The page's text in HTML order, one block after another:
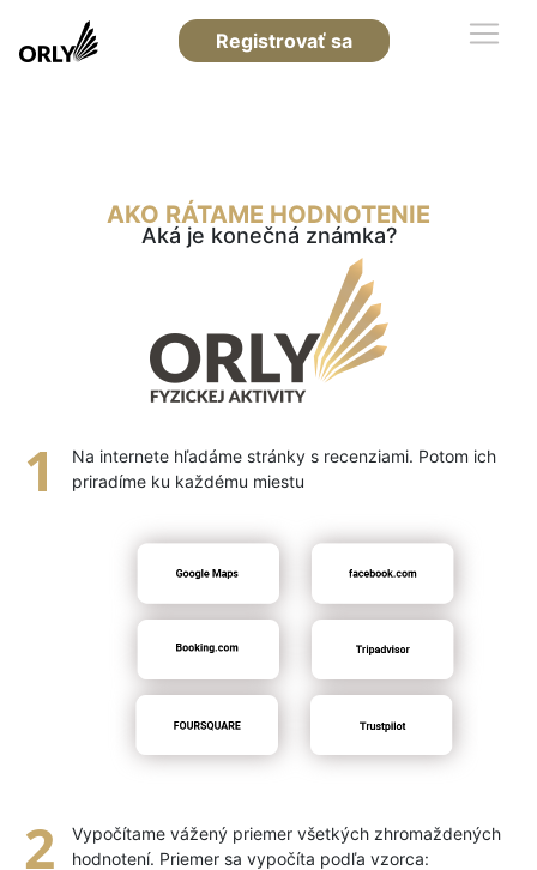
Registrovať sa
AKO RÁTAME HODNOTENIE
Aká je konečná známka?
Na internete hľadáme stránky s recenziami. Potom ich
priradíme ku každému miestu
Vypočítame vážený priemer všetkých zhromaždených
hodnotení. Priemer sa vypočíta podľa vzorca: